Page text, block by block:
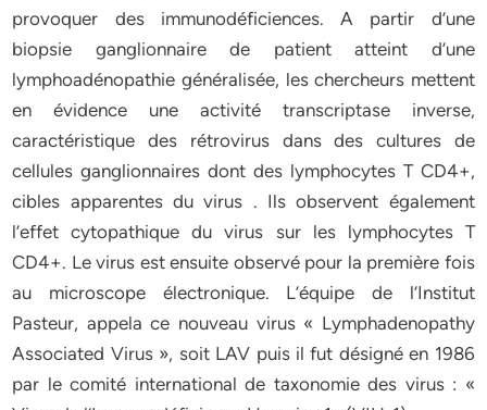
provoquer des immunodéficiences. A partir d’une
biopsie ganglionnaire de patient atteint d’une
lymphoadénopathie généralisée, les chercheurs mettent
en évidence une activité transcriptase inverse,
caractéristique des rétrovirus dans des cultures de
cellules ganglionnaires dont des lymphocytes T CD4+,
cibles apparentes du virus . Ils observent également
l’effet cytopathique du virus sur les lymphocytes T
CD4+. Le virus est ensuite observé pour la première fois
au microscope électronique. L’équipe de l’Institut
Pasteur, appela ce nouveau virus « Lymphadenopathy
Associated Virus », soit LAV puis il fut désigné en 1986
par le comité international de taxonomie des virus : «